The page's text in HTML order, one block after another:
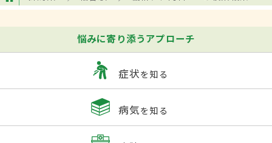
悩みに寄り添うアプローチ
症状を知る
病気を知る